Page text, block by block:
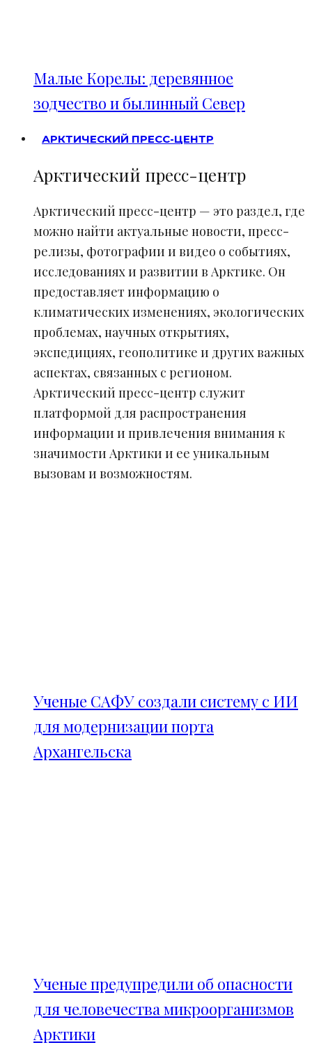
Малые Корелы: деревянное
зодчество и былинный Север
АРКТИЧЕСКИЙ ПРЕСС-ЦЕНТР
Арктический пресс-центр
Арктический пресс-центр — это раздел, где
можно найти актуальные новости, пресс-
релизы, фотографии и видео о событиях,
исследованиях и развитии в Арктике. Он
предоставляет информацию о
климатических изменениях, экологических
проблемах, научных открытиях,
экспедициях, геополитике и других важных
аспектах, связанных с регионом.
Арктический пресс-центр служит
платформой для распространения
информации и привлечения внимания к
значимости Арктики и ее уникальным
вызовам и возможностям.
Ученые САФУ создали систему с ИИ
для модернизации порта
Архангельска
Ученые предупредили об опасности
для человечества микроорганизмов
Арктики